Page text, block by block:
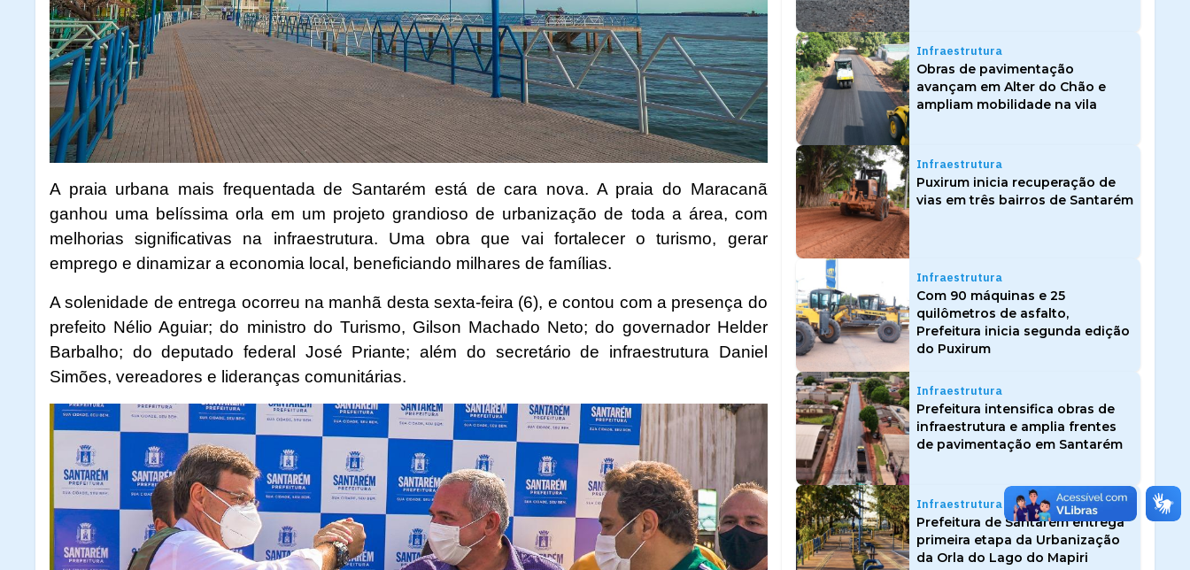
A praia urbana mais frequentada de Santarém está de cara nova. A praia do Maracanã
ganhou uma belíssima orla em um projeto grandioso de urbanização de toda a área, com
melhorias significativas na infraestrutura. Uma obra que vai fortalecer o turismo, gerar
emprego e dinamizar a economia local, beneficiando milhares de famílias.
A solenidade de entrega ocorreu na manhã desta sexta-feira (6), e contou com a presença do
prefeito Nélio Aguiar; do ministro do Turismo, Gilson Machado Neto; do governador Helder
Barbalho; do deputado federal José Priante; além do secretário de infraestrutura Daniel
Simões, vereadores e lideranças comunitárias.
Infraestrutura
Obras de pavimentação
avançam em Alter do Chão e
ampliam mobilidade na vila
Infraestrutura
Puxirum inicia recuperação de
vias em três bairros de Santarém
Infraestrutura
Com 90 máquinas e 25
quilômetros de asfalto,
Prefeitura inicia segunda edição
do Puxirum
Infraestrutura
Prefeitura intensifica obras de
infraestrutura e amplia frentes
de pavimentação em Santarém
Infraestrutura
Prefeitura de Santarém entrega
primeira etapa da Urbanização
da Orla do Lago do Mapiri